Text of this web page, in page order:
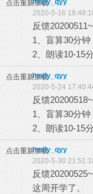
点击重新加载hmily_qyy
2020-5-16
反馈
1、盲算30分钟
2、朗读10-15
点击重新加载hmily_qyy
2020-5-24
反馈
1、盲算30分钟
2、朗读10-15
点击重新加载hmily_qyy
2020-5-30
反馈
这周开学了。